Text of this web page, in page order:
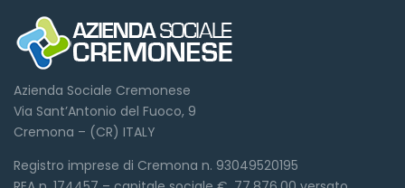
Azienda Sociale Cremonese
Via Sant’Antonio del Fuoco, 9
Cremona – (CR) ITALY
Registro imprese di Cremona n. 93049520195